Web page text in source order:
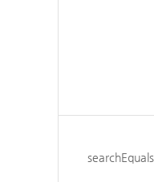
searchEquals